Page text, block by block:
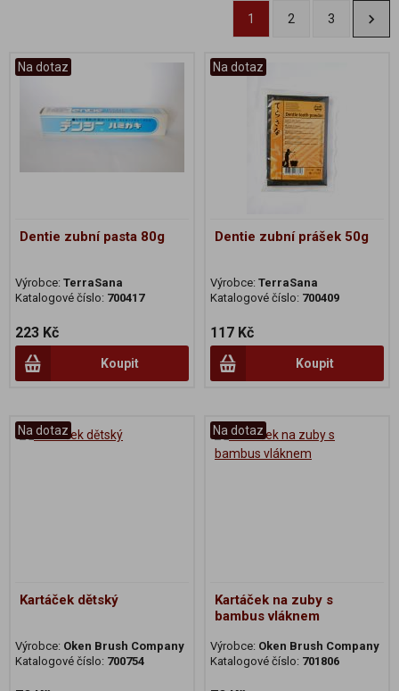
1 2 3
Na dotaz
Dentie zubní pasta 80g
Výrobce: TerraSana
Katalogové číslo: 700417
223 Kč
Koupit
Na dotaz
Dentie zubní prášek 50g
Výrobce: TerraSana
Katalogové číslo: 700409
117 Kč
Koupit
Na dotaz
Kartáček dětský
Výrobce: Oken Brush Company
Katalogové číslo: 700754
Na dotaz
Kartáček na zuby s
bambus vláknem
Výrobce: Oken Brush Company
Katalogové číslo: 701806